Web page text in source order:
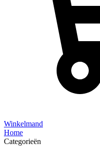
Winkelmand
Home
Categorieën